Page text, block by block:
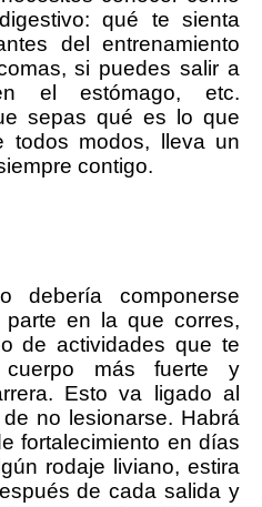
qué te sienta
del entrenamiento
si puedes salir a
el estómago, etc.
sepas qué es lo que
todos modos, lleva un
contigo.
debería componerse
en la que corres,
de actividades que te
más fuerte y
Esto va ligado al
no lesionarse. Habrá
fortalecimiento en días
rodaje liviano, estira
de cada salida y